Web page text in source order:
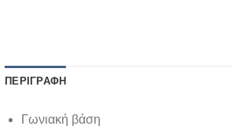
ΠΕΡΙΓΡΑΦΉ
Γωνιακή βάση